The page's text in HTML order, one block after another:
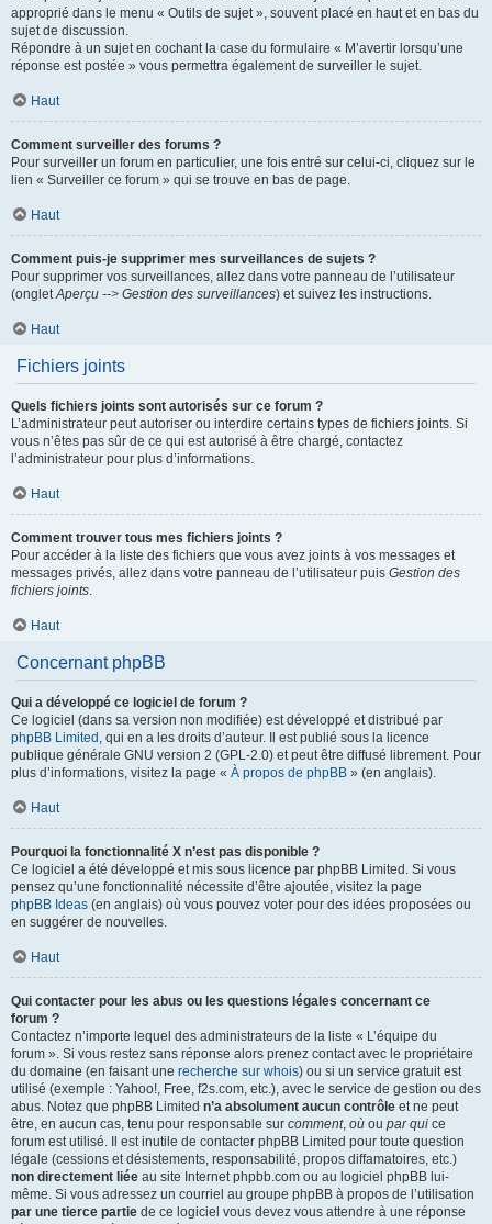
approprié dans le menu « Outils de sujet », souvent placé en haut et en bas du
sujet de discussion.
Répondre à un sujet en cochant la case du formulaire « M’avertir lorsqu’une
réponse est postée » vous permettra également de surveiller le sujet.
Haut
Comment surveiller des forums ?
Pour surveiller un forum en particulier, une fois entré sur celui-ci, cliquez sur le
lien « Surveiller ce forum » qui se trouve en bas de page.
Haut
Comment puis-je supprimer mes surveillances de sujets ?
Pour supprimer vos surveillances, allez dans votre panneau de l’utilisateur
(ongletAperçu --> Gestion des surveillances) et suivez les instructions.
Haut
Fichiers joints
Quels fichiers joints sont autorisés sur ce forum ?
L’administrateur peut autoriser ou interdire certains types de fichiers joints. Si
vous n’êtes pas sûr de ce qui est autorisé à être chargé, contactez
l’administrateur pour plus d’informations.
Haut
Comment trouver tous mes fichiers joints ?
Pour accéder à la liste des fichiers que vous avez joints à vos messages et
messages privés, allez dans votre panneau de l’utilisateur puis Gestion des
fichiers joints.
Haut
Concernant phpBB
Qui a développé ce logiciel de forum ?
Ce logiciel (dans sa version non modifiée) est développé et distribué par
phpBB Limited , qui en a les droits d’auteur. Il est publié sous la licence
publique générale GNU version 2 (GPL-2.0) et peut être diffusé librement. Pour
plus d’informations, visitez la page « À propos de phpBB » (en anglais).
Haut
Pourquoi la fonctionnalité X n’est pas disponible ?
Ce logiciel a été développé et mis sous licence par phpBB Limited. Si vous
pensez qu’une fonctionnalité nécessite d’être ajoutée, visitez la page
phpBB Ideas (en anglais) où vous pouvez voter pour des idées proposées ou
en suggérer de nouvelles.
Haut
Qui contacter pour les abus ou les questions légales concernant ce
forum ?
Contactez n’importe lequel des administrateurs de la liste « L’équipe du
forum ». Si vous restez sans réponse alors prenez contact avec le propriétaire
du domaine (en faisant une recherche sur whois) ou si un service gratuit est
utilisé (exemple : Yahoo!, Free, f2s.com, etc.), avec le service de gestion ou des
abus. Notez que phpBB Limited n’a absolument aucun contrôle et ne peut
être, en aucun cas, tenu pour responsable sur comment, où ou par qui ce
forum est utilisé. Il est inutile de contacter phpBB Limited pour toute question
légale (cessions et désistements, responsabilité, propos diffamatoires, etc.)
non directement liée au site Internet phpbb.com ou au logiciel phpBB lui-
même. Si vous adressez un courriel au groupe phpBB à propos de l’utilisation
par une tierce partie de ce logiciel vous devez vous attendre à une réponse